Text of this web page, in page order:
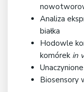
Analiza
białka
Hodowle
komórek in
Biosensory